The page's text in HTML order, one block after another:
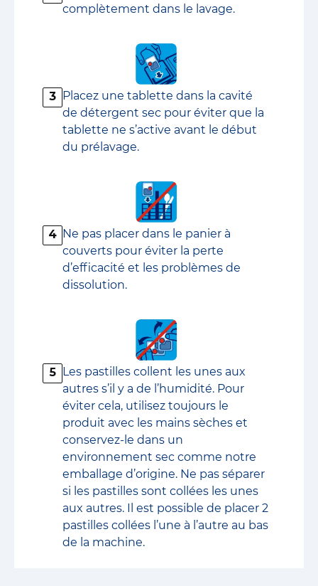
complètement dans le lavage.
3 Placez une tablette dans la cavité
de détergent sec pour éviter que la
tablette ne s’active avant le début
du prélavage.
4 Ne pas placer dans le panier à
couverts pour éviter la perte
d’efficacité et les problèmes de
dissolution.
5 Les pastilles collent les unes aux
autres s’il y a de l’humidité. Pour
éviter cela, utilisez toujours le
produit avec les mains sèches et
conservez-le dans un
environnement sec comme notre
emballage d’origine. Ne pas séparer
si les pastilles sont collées les unes
aux autres. Il est possible de placer 2
pastilles collées l’une à l’autre au bas
de la machine.